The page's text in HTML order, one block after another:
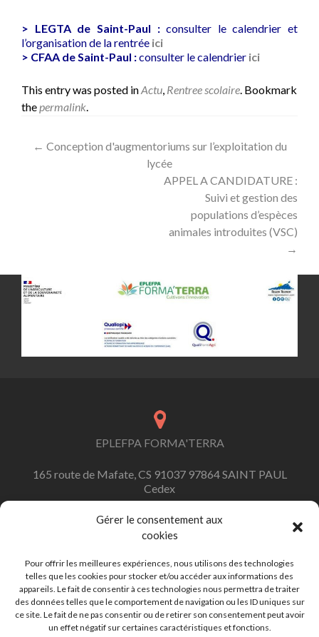
Gérer le consentement aux
cookies
Pour offrir les meilleures expériences, nous utilisons des technologies
telles que les cookies pour stocker et/ou accéder aux informations des
appareils. Le fait de consentir à ces technologies nous permettra de traiter
des données telles que le comportement de navigation ou les ID uniques sur
ce site. Le fait de ne pas consentir ou de retirer son consentement peut avoir
un effet négatif sur certaines caractéristiques et fonctions.
> LEGTA de Saint-Paul :consulter le calendrier et
l’organisation de la rentrée ici
> CFAA de Saint-Paul :consulter le calendrier ici
This entry was posted inActu, Rentree scolaire. Bookmark
thepermalink.
Post
← Conception d'augmentoriums sur l’exploitation du
lycée
APPEL A CANDIDATURE :
Suivi et gestion des
populations d’espèces
animales introduites (VSC)
→
EPLEFPA FORMA'TERRA
165 route de Mafate, CS 91037 97864 SAINT PAUL
Cedex
+262 (0)262 45 92 92